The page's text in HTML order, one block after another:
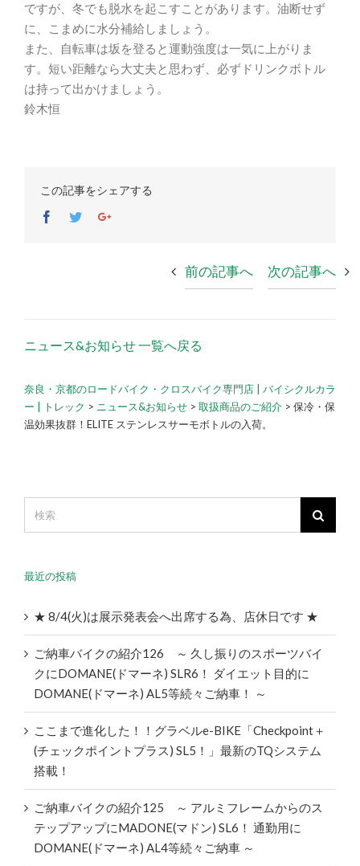
ですが、冬でも脱水を起こすことがあります。油断せず
に、こまめに水分補給しましょう。
また、自転車は坂を登ると運動強度は一気に上がりま
す。短い距離なら大丈夫と思わず、必ずドリンクボトル
は持って出かけましょう。
鈴木恒
この記事をシェアする
Facebook
TwitterGoogle+
前の記事へ 次の記事へ
ニュース&お知らせ 一覧へ戻る
奈良・京都のロードバイク・クロスバイク専門店 | バイシクルカラ
ー | トレック > ニュース&お知らせ > 取扱商品のご紹介 > 保冷・保
温効果抜群！ELITE ステンレスサーモボトルの入荷。
最近の投稿
★ 8/4(火)は展示発表会へ出席する為、店休日です ★
ご納車バイクの紹介126 ～ 久し振りのスポーツバイ
クにDOMANE(ドマーネ) SLR6！ ダイエット目的に
DOMANE(ドマーネ) AL5等続々ご納車！ ～
ここまで進化した！！グラベルe-BIKE「Checkpoint＋
(チェックポイントプラス) SL5！」最新のTQシステム
搭載！
ご納車バイクの紹介125 ～ アルミフレームからのス
テップアップにMADONE(マドン) SL6！ 通勤用に
DOMANE(ドマーネ) AL4等続々ご納車 ～